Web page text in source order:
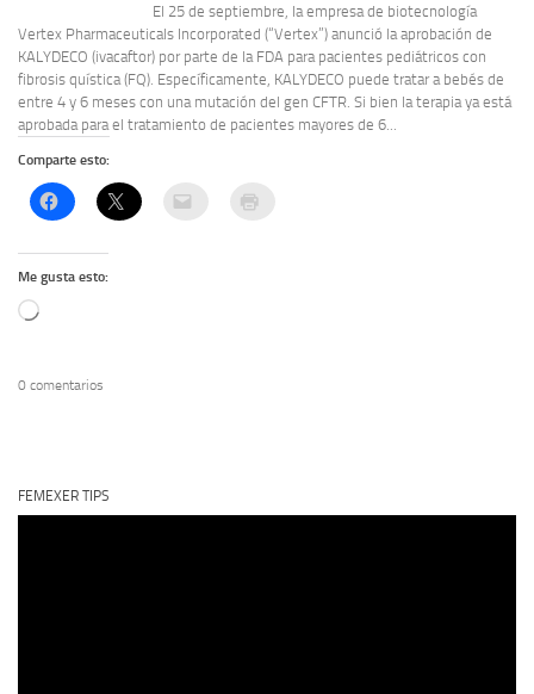
El 25 de septiembre, la empresa de biotecnología
Vertex Pharmaceuticals Incorporated (“Vertex”) anunció la aprobación de
KALYDECO (ivacaftor) por parte de la FDA para pacientes pediátricos con
fibrosis quística (FQ). Específicamente, KALYDECO puede tratar a bebés de
entre 4 y 6 meses con una mutación del gen CFTR. Si bien la terapia ya está
aprobada para el tratamiento de pacientes mayores de 6...
Comparte esto:
Me gusta esto:
Cargando...
0 comentarios
FEMEXER TIPS